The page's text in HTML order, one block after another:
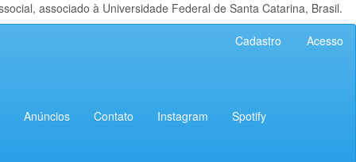
associado à Universidade Federal de Santa Catarina, Brasil.
Cadastro Acesso
Anúncios Contato Instagram Spotify